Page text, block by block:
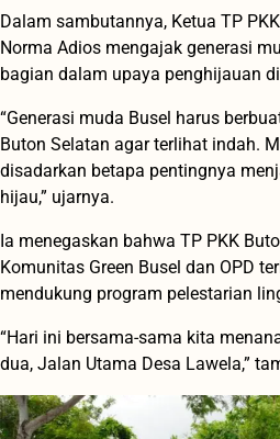
Dalam sambutannya, Ketua TP
Norma Adios mengajak generasi
bagian dalam upaya penghijauan
“Generasi muda Busel harus
Buton Selatan agar terlihat indah.
disadarkan betapa pentingnya
hijau,” ujarnya.
Ia menegaskan bahwa TP PKK
Komunitas Green Busel dan OPD
mendukung program pelestarian
“Hari ini bersama-sama kita
dua, Jalan Utama Desa Lawela,”